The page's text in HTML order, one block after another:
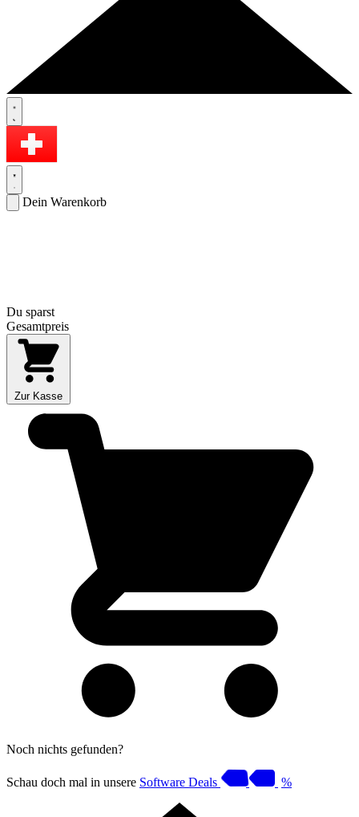
Dein Warenkorb
Du sparst
Gesamtpreis
Zur Kasse
Noch nichts gefunden?
Schau doch mal in unsere Software Deals %